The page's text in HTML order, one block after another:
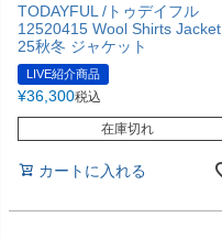
TODAYFUL /トゥデイフル
12520415 Wool Shirts Jacket
25秋冬 ジャケット
LIVE紹介商品
¥36,300税込
在庫切れ
カートに入れる